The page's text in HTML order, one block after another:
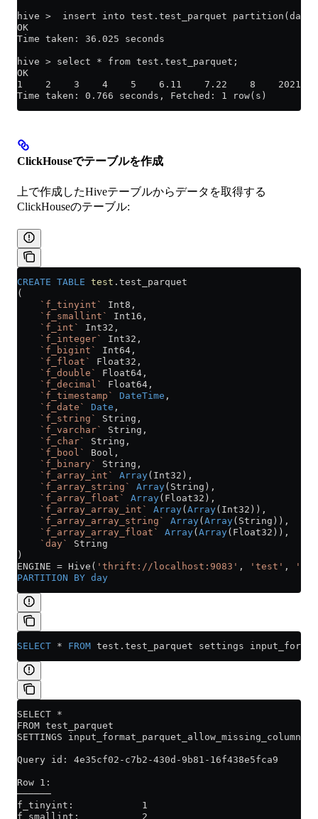
hive >  insert into test.test_parquet
OK
Time taken: 36.025 seconds
hive > select * from test.test_parquet;
OK
1    2    3    4    5    6.11    7.22    8
Time taken: 0.766 seconds, Fetched: 1 row(s)
ClickHouseでテーブルを作成
上で作成したHiveテーブルからデータを取得する
ClickHouseのテーブル:
CREATE TABLE test .test_parquet
(
    `f_tinyint`
Int8,
    `f_smallint`
Int16,
    `f_int`
Int32,
    `f_integer`
Int32,
    `f_bigint`
Int64,
    `f_float`
Float32,
    `f_double`
Float64,
    `f_decimal`
Float64,
    `f_timestamp`
DateTime ,
    `f_date`
Date ,
    `f_string`
String,
    `f_varchar`
String,
    `f_char`
String,
    `f_bool`
Bool,
    `f_binary`
String,
    `f_array_int`
Array(Int32),
    `f_array_string`
Array(String),
    `f_array_float`
Array(Float32),
    `f_array_array_int`
Array(Array(Int32)),
    `f_array_array_string`
Array(Array(String)),
    `f_array_array_float`
Array(Array(Float32)),
    `day`
String
)
ENGINE = Hive( 'thrift://localhost:9083' , 'test' ,
PARTITION BY day
SELECT * FROM test . test_parquet settings
SELECT *
FROM test_parquet
SETTINGS input_format_parquet_allow_missing_columns
Query id: 4e35cf02-c7b2-430d-9b81-16f438e5fca9
Row 1:
──────
f_tinyint:            1
f_smallint:           2